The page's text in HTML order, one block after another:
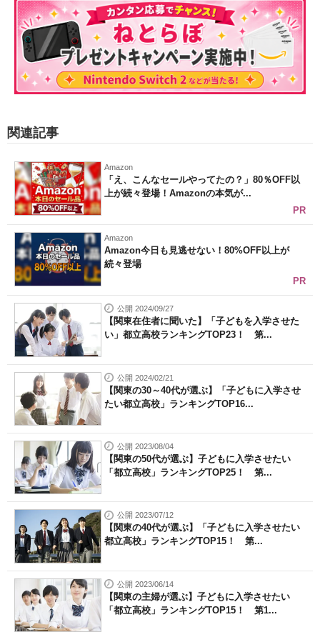
関連記事
Amazon
「え、こんなセールやってたの？」80％OFF以
上が続々登場！Amazonの本気が...
PR
Amazon
Amazon今日も見逃せない！80%OFF以上が
続々登場
PR
公開 2024/09/27
【関東在住者に聞いた】「子どもを入学させた
い」都立高校ランキングTOP23！ 第...
公開 2024/02/21
【関東の30～40代が選ぶ】「子どもに入学させ
たい都立高校」ランキングTOP16...
公開 2023/08/04
【関東の50代が選ぶ】子どもに入学させたい
「都立高校」ランキングTOP25！ 第...
公開 2023/07/12
【関東の40代が選ぶ】「子どもに入学させたい
都立高校」ランキングTOP15！ 第...
公開 2023/06/14
【関東の主婦が選ぶ】子どもに入学させたい
「都立高校」ランキングTOP15！ 第1...